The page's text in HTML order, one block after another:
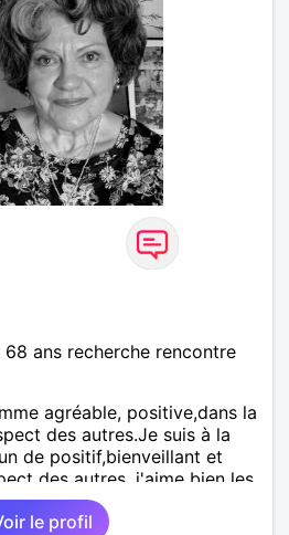
ans recherche rencontre
agréable, positive,dans la
des autres.Je suis à la
de positif,bienveillant et
des autres, j'aime bien les
qu'ils soient
Âge jusqu'à 70 ans pas
le profil